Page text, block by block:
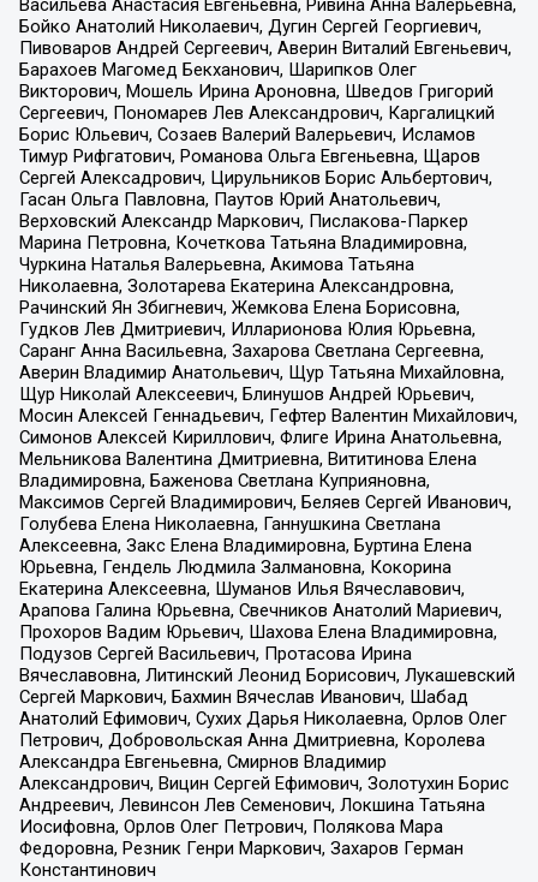
Васильева Анастасия Евгеньевна, Ривина Анна Валерьевна,
Бойко Анатолий Николаевич, Дугин Сергей Георгиевич,
Пивоваров Андрей Сергеевич, Аверин Виталий Евгеньевич,
Барахоев Магомед Бекханович, Шарипков Олег
Викторович, Мошель Ирина Ароновна, Шведов Григорий
Сергеевич, Пономарев Лев Александрович, Каргалицкий
Борис Юльевич, Созаев Валерий Валерьевич, Исламов
Тимур Рифгатович, Романова Ольга Евгеньевна, Щаров
Сергей Алексадрович, Цирульников Борис Альбертович,
Гасан Ольга Павловна, Паутов Юрий Анатольевич,
Верховский Александр Маркович, Пислакова-Паркер
Марина Петровна, Кочеткова Татьяна Владимировна,
Чуркина Наталья Валерьевна, Акимова Татьяна
Николаевна, Золотарева Екатерина Александровна,
Рачинский Ян Збигневич, Жемкова Елена Борисовна,
Гудков Лев Дмитриевич, Илларионова Юлия Юрьевна,
Саранг Анна Васильевна, Захарова Светлана Сергеевна,
Аверин Владимир Анатольевич, Щур Татьяна Михайловна,
Щур Николай Алексеевич, Блинушов Андрей Юрьевич,
Мосин Алексей Геннадьевич, Гефтер Валентин Михайлович,
Симонов Алексей Кириллович, Флиге Ирина Анатольевна,
Мельникова Валентина Дмитриевна, Вититинова Елена
Владимировна, Баженова Светлана Куприяновна,
Максимов Сергей Владимирович, Беляев Сергей Иванович,
Голубева Елена Николаевна, Ганнушкина Светлана
Алексеевна, Закс Елена Владимировна, Буртина Елена
Юрьевна, Гендель Людмила Залмановна, Кокорина
Екатерина Алексеевна, Шуманов Илья Вячеславович,
Арапова Галина Юрьевна, Свечников Анатолий Мариевич,
Прохоров Вадим Юрьевич, Шахова Елена Владимировна,
Подузов Сергей Васильевич, Протасова Ирина
Вячеславовна, Литинский Леонид Борисович, Лукашевский
Сергей Маркович, Бахмин Вячеслав Иванович, Шабад
Анатолий Ефимович, Сухих Дарья Николаевна, Орлов Олег
Петрович, Добровольская Анна Дмитриевна, Королева
Александра Евгеньевна, Смирнов Владимир
Александрович, Вицин Сергей Ефимович, Золотухин Борис
Андреевич, Левинсон Лев Семенович, Локшина Татьяна
Иосифовна, Орлов Олег Петрович, Полякова Мара
Федоровна, Резник Генри Маркович, Захаров Герман
Константинович